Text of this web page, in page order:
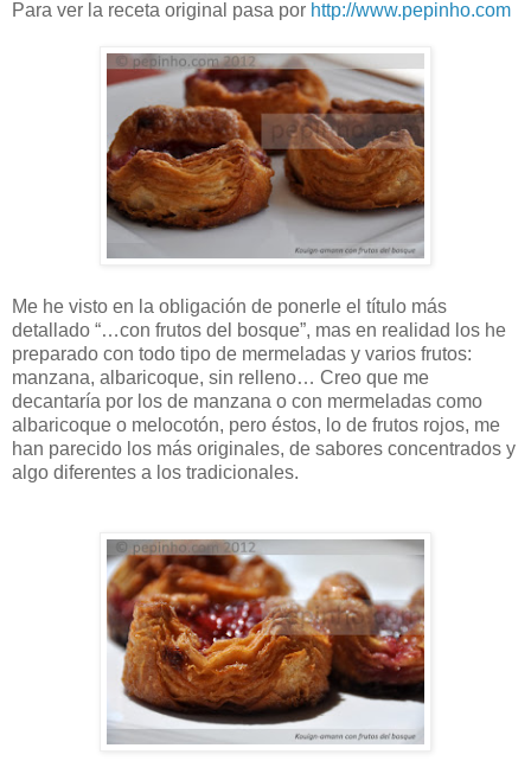
Para ver la receta original pasa por http://www.pepinho.com
Me he visto en la obligación de ponerle el título más
detallado “…con frutos del bosque”, mas en realidad los he
preparado con todo tipo de mermeladas y varios frutos:
manzana, albaricoque, sin relleno… Creo que me
decantaría por los de manzana o con mermeladas como
albaricoque o melocotón, pero éstos, lo de frutos rojos, me
han parecido los más originales, de sabores concentrados y
algo diferentes a los tradicionales.